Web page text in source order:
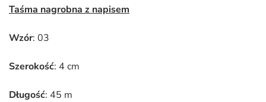
Taśma nagrobna z napisem
Wzór: 03
Szerokość: 4 cm
Długość: 45 m